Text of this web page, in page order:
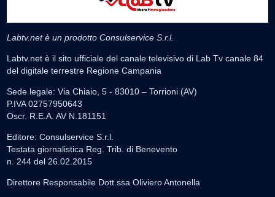
Labtv.net è un prodotto Consulservice S.r.l.
Labtv.net è il sito ufficiale del canale televisivo di Lab Tv canale 84
del digitale terrestre Regione Campania
Sede legale: Via Chiaio, 5 - 83010 – Torrioni (AV)
P.IVA 02757950643
Oscr. R.E.A. AV N.181151
Editore: Consulservice S.r.l.
Testata giornalistica Reg. Trib. di Benevento
n. 244 del 26.02.2015
Direttore Responsabile Dott.ssa Oliviero Antonella